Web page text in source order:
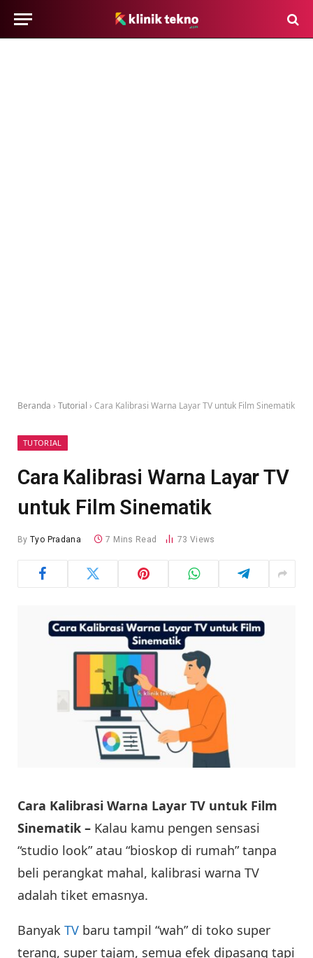
Beranda › Tutorial › Cara Kalibrasi Warna Layar TV untuk Film Sinematik
TUTORIAL
Cara Kalibrasi Warna Layar TV
untuk Film Sinematik
By Tyo Pradana 7 Mins Read 73 Views
Cara Kalibrasi Warna Layar TV untuk Film
Sinematik – Kalau kamu pengen sensasi
“studio look” atau “bioskop di rumah” tanpa
beli perangkat mahal, kalibrasi warna TV
adalah tiket emasnya.
Banyak TV baru tampil “wah” di toko super
terang, super tajam, semua efek dipasang tapi